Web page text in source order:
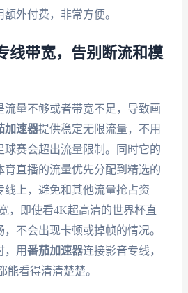
外付费，非常方便。
线带宽，告别断流和模
流量不够或者带宽不足，导致画
加速器提供稳定无限流量，不用
球赛会超出流量限制。同时它的
育直播的流量优先分配到精选的
线上，避免和其他流量抢占资
，即使看4K超高清的世界杯直
不会出现卡顿或掉帧的情况。
，用番茄加速器连接影音专线，
能看得清清楚楚。